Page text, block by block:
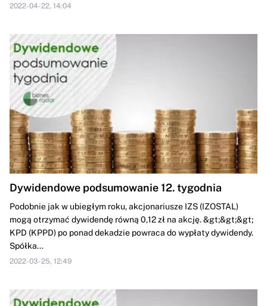
2022-04-22, 14:04
Dywidendowe podsumowanie 12. tygodnia
Podobnie jak w ubiegłym roku, akcjonariusze IZS (IZOSTAL)
mogą otrzymać dywidendę równą 0,12 zł na akcję. &gt;&gt;&gt;
KPD (KPPD) po ponad dekadzie powraca do wypłaty dywidendy.
Spółka...
2022-03-25, 12:49